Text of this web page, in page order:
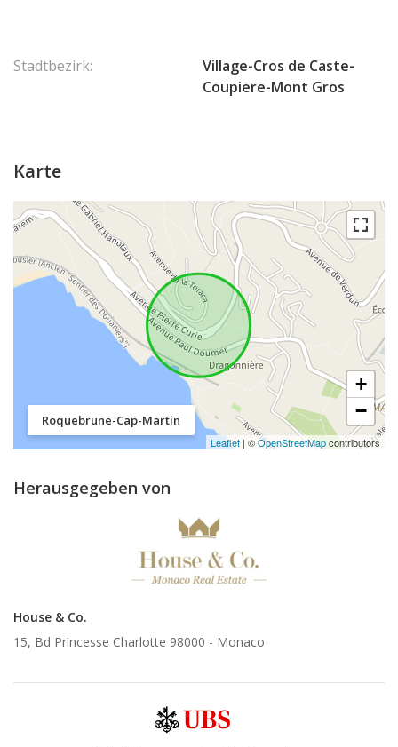
Stadtbezirk:
Village-Cros de Caste-
Coupiere-Mont Gros
Karte
Roquebrune-Cap-Martin
+
−
Leaflet | ©OpenStreetMapcontributors
Herausgegeben von
House & Co.
15, Bd Princesse Charlotte 98000 - Monaco